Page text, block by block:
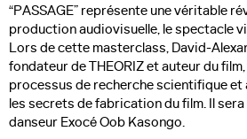
Médias/Pros
Partenaires
Contact
“PASSAGE” représente une véritable
production audiovisuelle, le spectacle
Lors de cette masterclass, David-
fondateur de THEORIZ et auteur du
processus de recherche scientifique
les secrets de fabrication du film. Il
danseur Exocé Oob Kasongo.